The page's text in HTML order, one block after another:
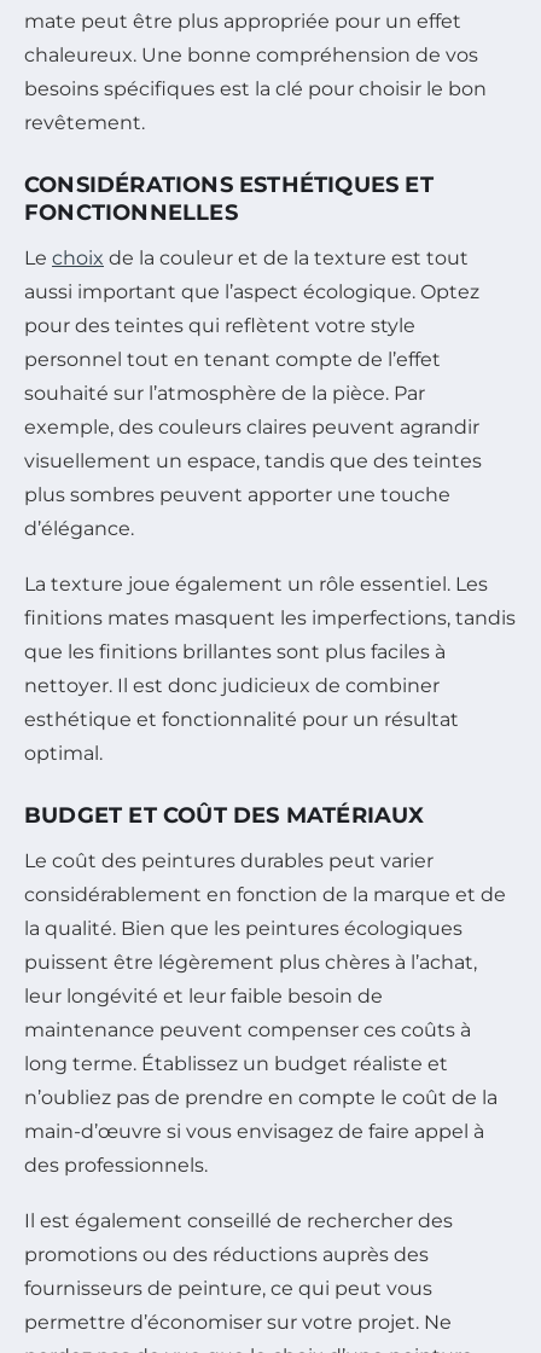
mate peut être plus appropriée pour un effet
chaleureux. Une bonne compréhension de vos
besoins spécifiques est la clé pour choisir le bon
revêtement.
CONSIDÉRATIONS ESTHÉTIQUES ET
FONCTIONNELLES
Le choix de la couleur et de la texture est tout
aussi important que l’aspect écologique. Optez
pour des teintes qui reflètent votre style
personnel tout en tenant compte de l’effet
souhaité sur l’atmosphère de la pièce. Par
exemple, des couleurs claires peuvent agrandir
visuellement un espace, tandis que des teintes
plus sombres peuvent apporter une touche
d’élégance.
La texture joue également un rôle essentiel. Les
finitions mates masquent les imperfections, tandis
que les finitions brillantes sont plus faciles à
nettoyer. Il est donc judicieux de combiner
esthétique et fonctionnalité pour un résultat
optimal.
BUDGET ET COÛT DES MATÉRIAUX
Le coût des peintures durables peut varier
considérablement en fonction de la marque et de
la qualité. Bien que les peintures écologiques
puissent être légèrement plus chères à l’achat,
leur longévité et leur faible besoin de
maintenance peuvent compenser ces coûts à
long terme. Établissez un budget réaliste et
n’oubliez pas de prendre en compte le coût de la
main-d’œuvre si vous envisagez de faire appel à
des professionnels.
Il est également conseillé de rechercher des
promotions ou des réductions auprès des
fournisseurs de peinture, ce qui peut vous
permettre d’économiser sur votre projet. Ne